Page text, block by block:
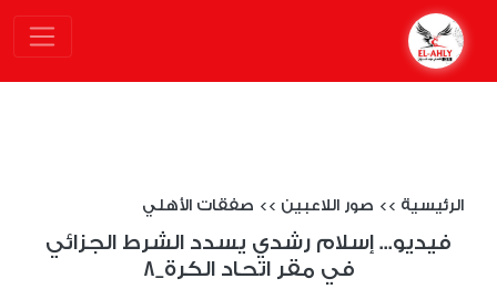
الرئيسية >> صور اللاعبين >> صفقات الأهلي
فيديو... إسلام رشدي يسدد الشرط الجزائي
في مقر اتحاد الكرة_8